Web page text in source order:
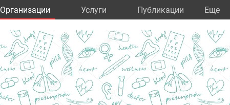
Организации Услуги Публикации Eще